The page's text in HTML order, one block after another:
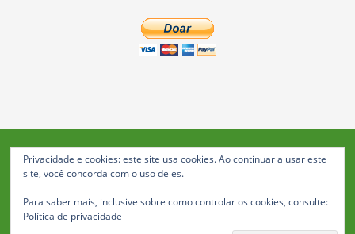
Blog da Feira: Jornal de Notícias de Feira de Santana
Todos os direitos reservados
Privacidade e cookies: este site usa cookies. Ao continuar a usar este
site, você concorda com o uso deles.
Para saber mais, inclusive sobre como controlar os cookies, consulte:
Política de privacidade